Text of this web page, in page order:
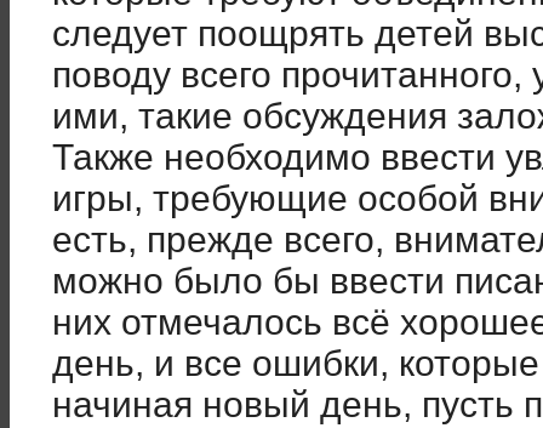
следует поощрять детей
поводу всего
ими, такие обсуждения
Также необходимо ввести
игры, требующие особой
есть, прежде всего,
можно было бы ввести
них отмечалось всё
день, и все ошибки,
начиная новый день, пусть